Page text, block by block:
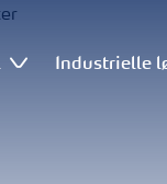
Industrielle